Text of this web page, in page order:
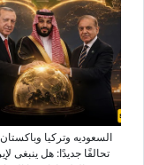
السعودیه وترکیا
تحالفًا جدیدًا: هل ینبغی